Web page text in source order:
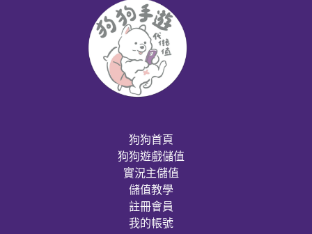
狗狗首頁
狗狗遊戲儲值
實況主儲值
儲值教學
註冊會員
我的帳號